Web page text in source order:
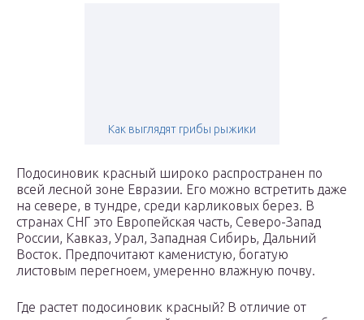
Как выглядят грибы рыжики
Подосиновик красный широко распространен по
всей лесной зоне Евразии. Его можно встретить даже
на севере, в тундре, среди карликовых берез. В
странах СНГ это Европейская часть, Северо-Запад
России, Кавказ, Урал, Западная Сибирь, Дальний
Восток. Предпочитают каменистую, богатую
листовым перегноем, умеренно влажную почву.
Где растет подосиновик красный? В отличие от